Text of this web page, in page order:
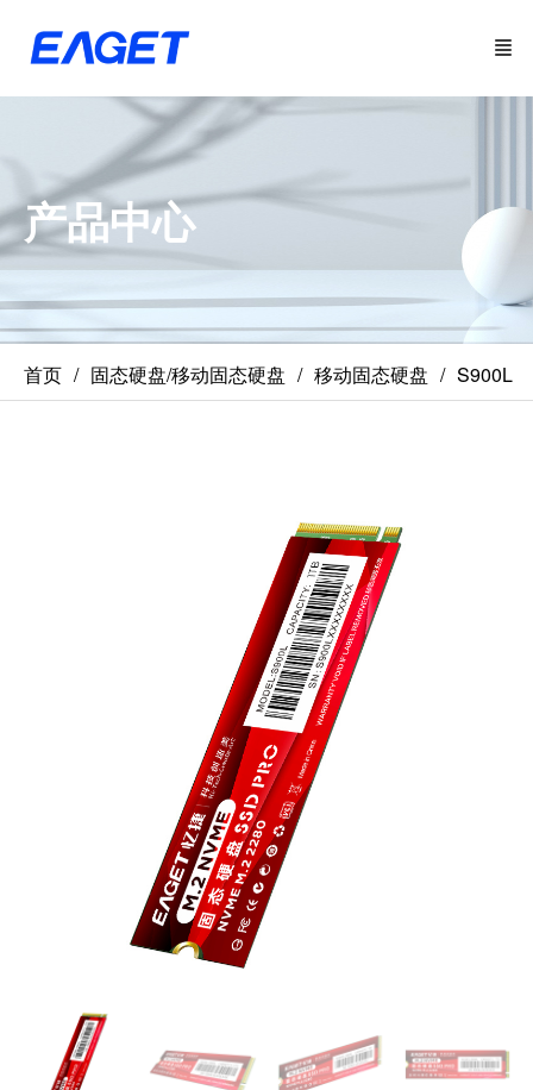
产品中心
首页 固态硬盘/移动固态硬盘 移动固态硬盘 S900L